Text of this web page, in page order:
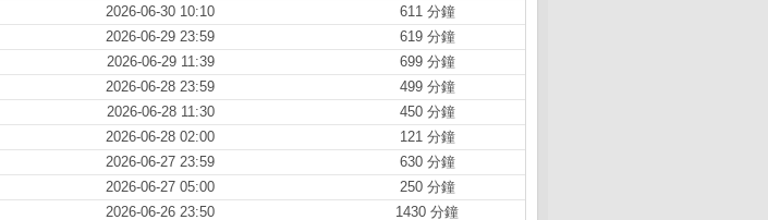
2026-06-30 10:10
611 分鐘
2026-06-29 23:59
619 分鐘
2026-06-29 11:39
699 分鐘
2026-06-28 23:59
499 分鐘
2026-06-28 11:30
450 分鐘
2026-06-28 02:00
121 分鐘
2026-06-27 23:59
630 分鐘
2026-06-27 05:00
250 分鐘
2026-06-26 23:50
1430 分鐘